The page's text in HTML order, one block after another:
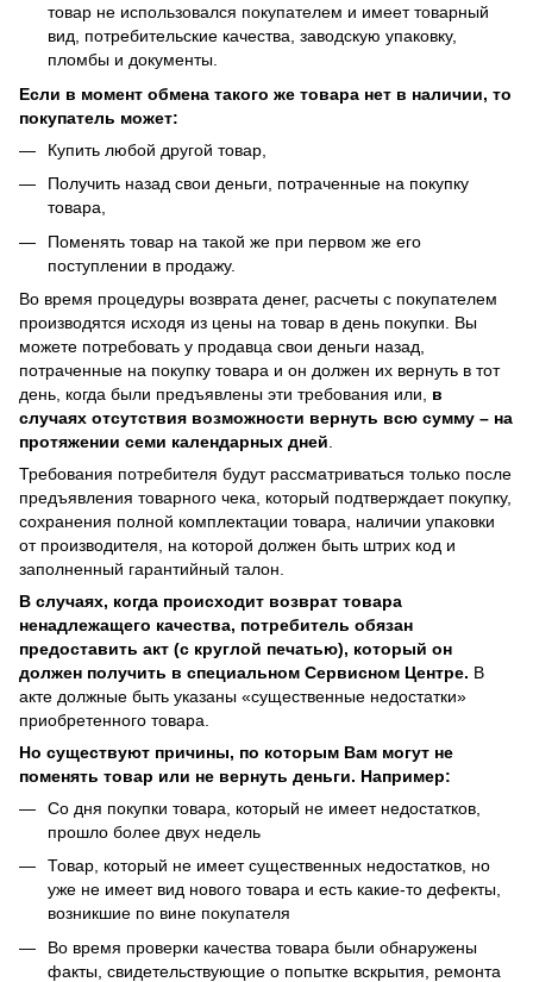
товар не использовался покупателем и имеет товарный
вид, потребительские качества, заводскую упаковку,
пломбы и документы.
Если в момент обмена такого же товара нет в наличии, то
покупатель может:
Купить любой другой товар,
Получить назад свои деньги, потраченные на покупку
товара,
Поменять товар на такой же при первом же его
поступлении в продажу.
Во время процедуры возврата денег, расчеты с покупателем
производятся исходя из цены на товар в день покупки. Вы
можете потребовать у продавца свои деньги назад,
потраченные на покупку товара и он должен их вернуть в тот
день, когда были предъявлены эти требования или, в
случаях отсутствия возможности вернуть всю сумму – на
протяжении семи календарных дней
Требования потребителя будут рассматриваться только после
предъявления товарного чека, который подтверждает покупку,
сохранения полной комплектации товара, наличии упаковки
от производителя, на которой должен быть штрих код и
заполненный гарантийный талон.
В случаях, когда происходит возврат товара
ненадлежащего качества, потребитель обязан
предоставить акт (с круглой печатью), который он
должен получить в специальном Сервисном Центре. В
акте должные быть указаны «существенные недостатки»
приобретенного товара.
Но существуют причины, по которым Вам могут не
поменять товар или не вернуть деньги. Например:
Со дня покупки товара, который не имеет недостатков,
прошло более двух недель
Товар, который не имеет существенных недостатков, но
уже не имеет вид нового товара и есть какие-то дефекты,
возникшие по вине покупателя
Во время проверки качества товара были обнаружены
факты, свидетельствующие о попытке вскрытия, ремонта